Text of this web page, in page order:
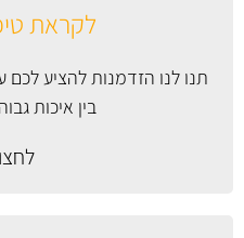
לקראת
תנו לנו הזדמנות להציע
בין איכות